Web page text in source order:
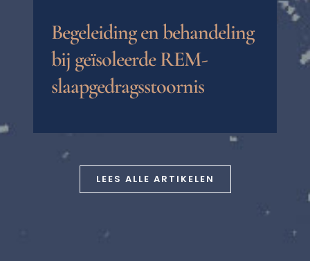
Begeleiding en behandeling
bij geïsoleerde REM-
slaapgedragsstoornis
LEES ALLE ARTIKELEN